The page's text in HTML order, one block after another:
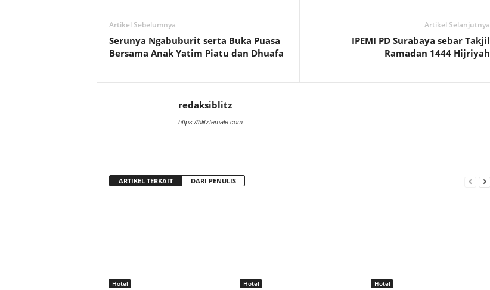
Artikel Sebelumnya
Serunya Ngabuburit serta Buka Puasa
Bersama Anak Yatim Piatu dan Dhuafa
Artikel Selanjutnya
IPEMI PD Surabaya sebar Takjil
Ramadan 1444 Hijriyah
redaksiblitz
https://blitzfemale.com
ARTIKEL TERKAIT DARI PENULIS
Hotel Hotel Hotel